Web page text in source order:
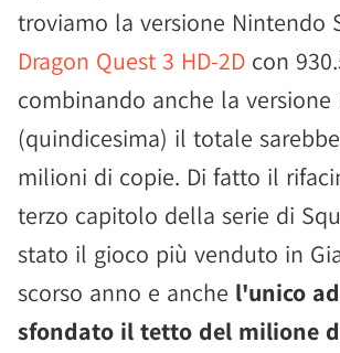
troviamo la versione Nintendo
Dragon Quest 3 HD-2D con
combinando anche la versione
(quindicesima) il totale
milioni di copie. Di fatto il
terzo capitolo della serie di
stato il gioco più venduto in
scorso anno e anche l'unico
sfondato il tetto del milione